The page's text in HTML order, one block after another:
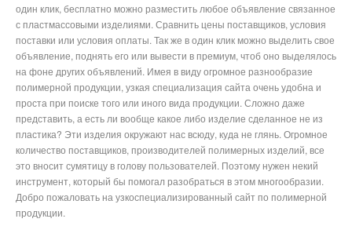
один клик, бесплатно можно разместить любое объявление связанное
с пластмассовыми изделиями. Сравнить цены поставщиков, условия
поставки или условия оплаты. Так же в один клик можно выделить свое
объявление, поднять его или вывести в премиум, чтоб оно выделялось
на фоне других объявлений. Имея в виду огромное разнообразие
полимерной продукции, узкая специализация сайта очень удобна и
проста при поиске того или иного вида продукции. Сложно даже
представить, а есть ли вообще какое либо изделие сделанное не из
пластика? Эти изделия окружают нас всюду, куда не глянь. Огромное
количество поставщиков, производителей полимерных изделий, все
это вносит сумятицу в голову пользователей. Поэтому нужен некий
инструмент, который бы помогал разобраться в этом многообразии.
Добро пожаловать на узкоспециализированный сайт по полимерной
продукции.